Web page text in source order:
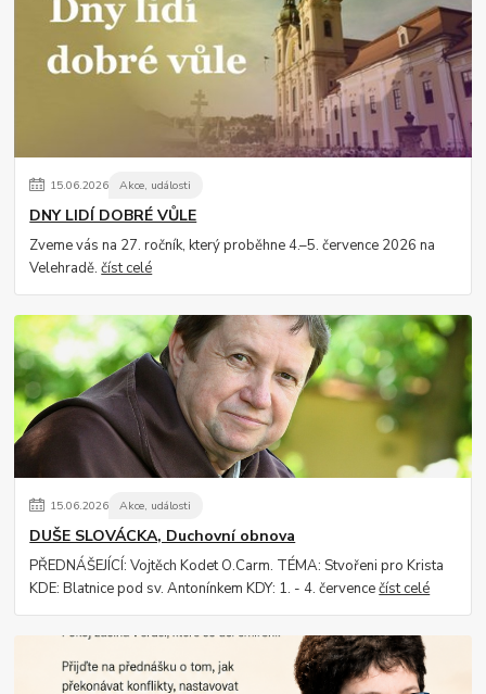
15.06.2026 Akce, události
DNY LIDÍ DOBRÉ VŮLE
Zveme vás na 27. ročník, který proběhne 4.–5. července 2026 na
Velehradě.číst celé
15.06.2026 Akce, události
DUŠE SLOVÁCKA, Duchovní obnova
PŘEDNÁŠEJÍCÍ: Vojtěch Kodet O.Carm. TÉMA: Stvořeni pro Krista
KDE: Blatnice pod sv. Antonínkem KDY: 1. - 4. červencečíst celé